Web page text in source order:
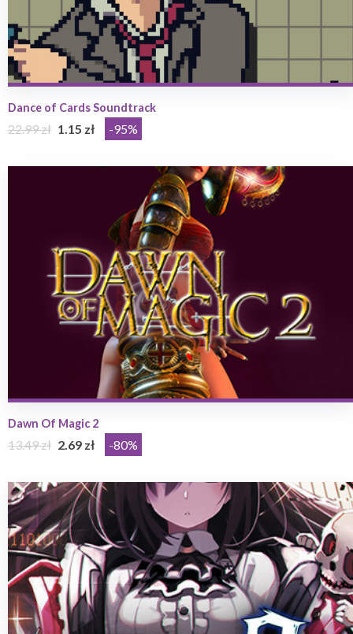
Dance of Cards Soundtrack
22.99 zł 1.15 zł -95%
Dawn Of Magic 2
13.49 zł 2.69 zł -80%